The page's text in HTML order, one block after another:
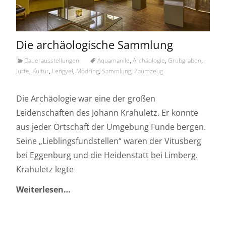
Die archäologische Sammlung
Dauerausstellungen Aquamanile, Archäologie, Grubgraben,
Jurte, Kultur, Lengyel, Mödring, Sammlung, Zaumzeug
Die Archäologie war eine der großen
Leidenschaften des Johann Krahuletz. Er konnte
aus jeder Ortschaft der Umgebung Funde bergen.
Seine „Lieblingsfundstellen“ waren der Vitusberg
bei Eggenburg und die Heidenstatt bei Limberg.
Krahuletz legte
Weiterlesen…